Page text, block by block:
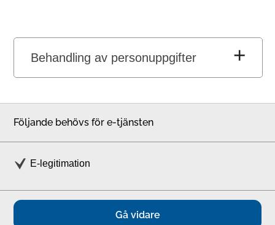
Behandling av personuppgifter
Följande behövs för e-tjänsten
E-legitimation
Gå vidare